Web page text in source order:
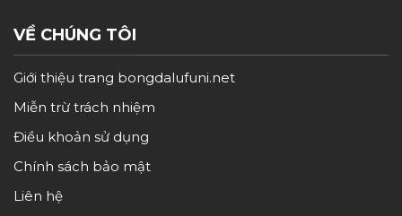
VỀ CHÚNG TÔI
Giới thiệu trang bongdalufuni.net
Miễn trừ trách nhiệm
Điều khoản sử dụng
Chính sách bảo mật
Liên hệ